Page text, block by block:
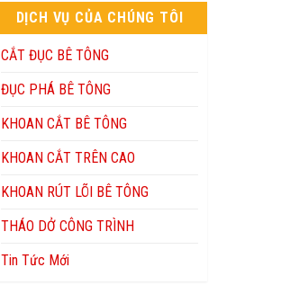
DỊCH VỤ CỦA CHÚNG TÔI
CẮT ĐỤC BÊ TÔNG
ĐỤC PHÁ BÊ TÔNG
KHOAN CẮT BÊ TÔNG
KHOAN CẮT TRÊN CAO
KHOAN RÚT LÕI BÊ TÔNG
THÁO DỞ CÔNG TRÌNH
Tin Tức Mới